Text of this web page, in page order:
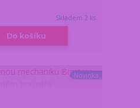
Skladem 2 ks
Do košíku
Novinka